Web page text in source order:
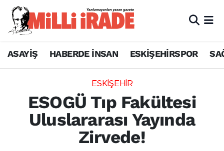
ASAYİŞ HABERDE İNSAN ESKİŞEHİRSPOR
ESKİŞEHİR
ESOGÜ Tıp Fakültesi
Uluslararası Yayında
Zirvede!